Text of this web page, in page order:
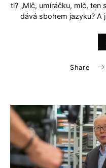
ti? „Mlč, umíráčku, mlč, ten
dává sbohem jazyku? A
Share